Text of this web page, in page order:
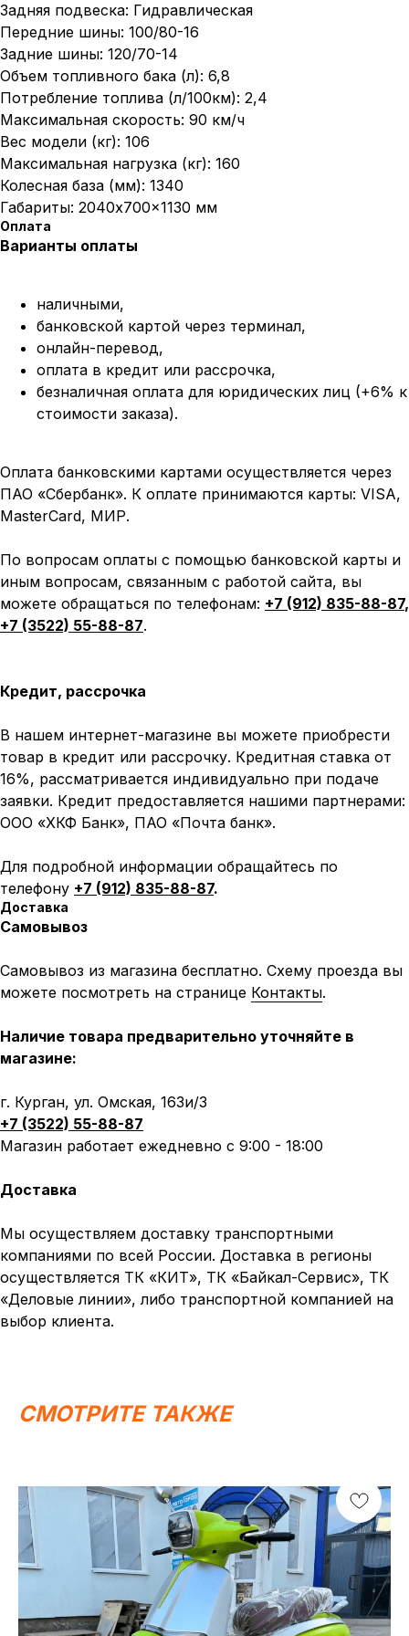
Задняя подвеска: Гидравлическая
Передние шины: 100/80-16
Задние шины: 120/70-14
Объем топливного бака (л): 6,8
Потребление топлива (л/100км): 2,4
Максимальная скорость: 90 км/ч
Вес модели (кг): 106
Максимальная нагрузка (кг): 160
Колесная база (мм): 1340
Габариты: 2040x700x1130 мм
Оплата
Варианты оплаты
наличными,
банковской картой через терминал,
онлайн-перевод,
оплата в кредит или рассрочка,
безналичная оплата для юридических лиц (+6% к
стоимости заказа).
Оплата банковскими картами осуществляется через
ПАО «Сбербанк». К оплате принимаются карты: VISA,
MasterCard, МИР.
По вопросам оплаты с помощью банковской карты и
иным вопросам, связанным с работой сайта, вы
можете обращаться по телефонам: +7 (912) 835-88-87,
+7 (3522) 55-88-87.
Кредит, рассрочка
В нашем интернет-магазине вы можете приобрести
товар в кредит или рассрочку. Кредитная ставка от
16%, рассматривается индивидуально при подаче
заявки. Кредит предоставляется нашими партнерами:
ООО «ХКФ Банк», ПАО «Почта банк».
Для подробной информации обращайтесь по
телефону +7 (912) 835-88-87.
Доставка
Самовывоз
Самовывоз из магазина бесплатно. Схему проезда вы
можете посмотреть на странице Контакты.
Наличие товара предварительно уточняйте в
магазине:
г. Курган, ул. Омская, 163и/3
+7 (3522) 55-88-87
Магазин работает ежедневно с 9:00 - 18:00
Доставка
Мы осуществляем доставку транспортными
компаниями по всей России. Доставка в регионы
осуществляется ТК «КИТ», ТК «Байкал-Сервис», ТК
«Деловые линии», либо транспортной компанией на
выбор клиента.
СМОТРИТЕ ТАКЖЕ
ИНН 450164920881
ОГРНИП 325450000003279
2026, МотоТехника45 Создание сайта
информационный характер и ни при каких условиях не
является публичной офертой, определяемой